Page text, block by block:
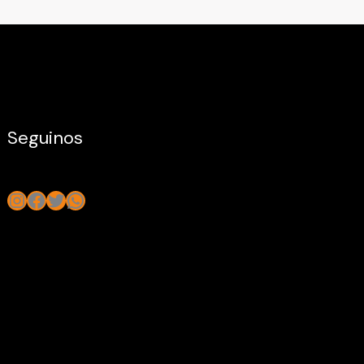
Seguinos
Instagram
Facebook
Twitter
WhatsApp